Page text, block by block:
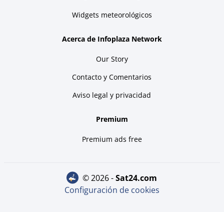
Widgets meteorológicos
Acerca de Infoplaza Network
Our Story
Contacto y Comentarios
Aviso legal y privacidad
Premium
Premium ads free
© 2026 - sat24.com
Configuración de cookies